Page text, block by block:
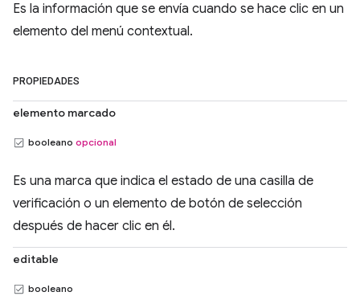
Es la información que se envía cuando se hace clic en un
elemento del menú contextual.
PROPIEDADES
elemento marcado
booleano opcional
Es una marca que indica el estado de una casilla de
verificación o un elemento de botón de selección
después de hacer clic en él.
editable
booleano